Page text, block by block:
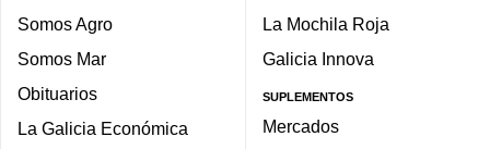
Somos Agro
Somos Mar
Obituarios
La Galicia Económica
La Mochila Roja
Galicia Innova
SUPLEMENTOS
Mercados